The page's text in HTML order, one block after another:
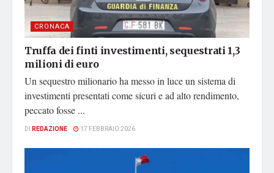
CRONACA
Truffa dei finti investimenti, sequestrati 1,3
milioni di euro
Un sequestro milionario ha messo in luce un sistema di
investimenti presentati come sicuri e ad alto rendimento,
peccato fosse ...
DI REDAZIONE 17 FEBBRAIO 2026